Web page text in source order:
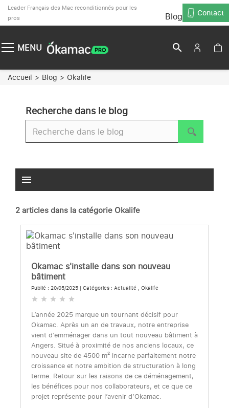
Leader Français des Mac reconditionnés pour les
pros
Blog Contact
search
MENU
Accueil Blog Okalife
Recherche dans le blog
menu
2 articles dans la catégorie Okalife
Okamac s'installe dans son nouveau
bâtiment
Publié : 20/05/2025 | Catégories : Actualité , Okalife
star star star star star
L’année 2025 marque un tournant décisif pour
Okamac. Après un an de travaux, notre entreprise
vient d’emménager dans un tout nouveau bâtiment à
Angers. Situé à proximité de nos anciens locaux, ce
nouveau site de 4500 m² incarne parfaitement notre
croissance et notre ambition de structuration à long
terme. Retour sur les raisons de ce déménagement,
les bénéfices pour nos collaborateurs, et ce que ce
projet représente pour l’avenir d’Okamac.